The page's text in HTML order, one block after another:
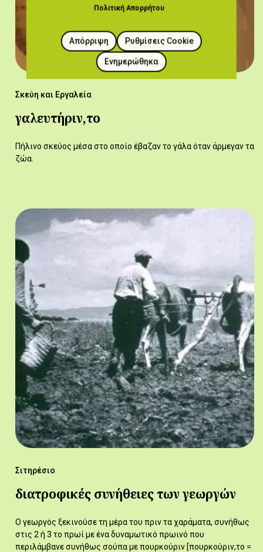
Σκεύη και Εργαλεία
γαλευτήριν,το
Πήλινο σκεύος μέσα στο οποίο έβαζαν το γάλα όταν άρμεγαν τα
ζώα.
Σιτηρέσιο
διατροφικές συνήθειες των γεωργών
Ο γεωργός ξεκινούσε τη μέρα του πριν τα χαράματα, συνήθως
στις 2 ή 3 το πρωί με ένα δυναμωτικό πρωινό που
περιλάμβανε συνήθως σούπα με πουρκούριν [πουρκούριν,το =
Πολιτική Απορρήτου
Ρυθμίσεις Cookie
Απόρριψη
Ενημερώθηκα